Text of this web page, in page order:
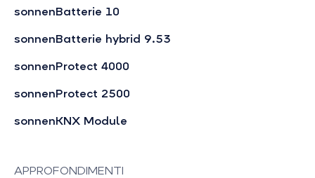
sonnenBatterie 10
sonnenBatterie hybrid 9.53
sonnenProtect 4000
sonnenProtect 2500
sonnenKNX Module
APPROFONDIMENTI